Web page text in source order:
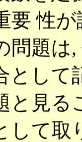
要 性
問題は,
として
と見る
して取